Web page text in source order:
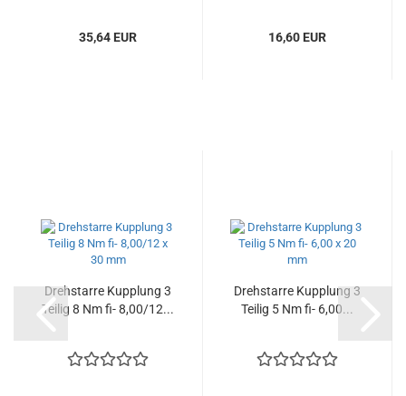
35,64 EUR 16,60 EUR
Drehstarre Kupplung 3
Teilig 8 Nm fi- 8,00/12...
Drehstarre Kupplung 3
Teilig 5 Nm fi- 6,00...